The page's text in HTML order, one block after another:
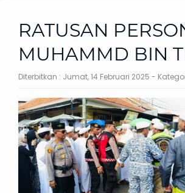
RATUSAN
MUHAMMD BIN
Diterbitkan : Jumat, 14 Februari 2025 -